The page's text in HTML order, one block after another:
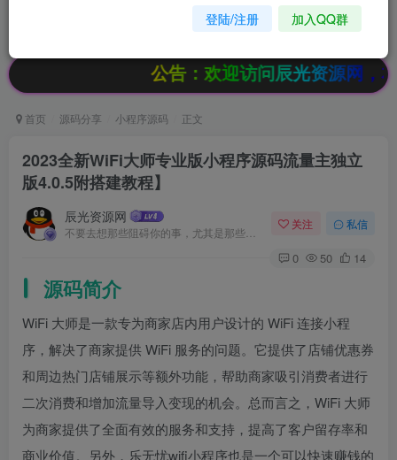
超低价文字广告位招租
公告：欢迎访问辰光资源网，本站会员
首页 源码分享 小程序源码 正文
2023全新WiFi大师专业版小程序源码流量主独立
版4.0.5附搭建教程】
辰光资源网 关注 私信
0 50 14
源码简介
WiFi 大师是一款专为商家店内用户设计的 WiFi 连接小程
序，解决了商家提供 WiFi 服务的问题。它提供了店铺优惠券
和周边热门店铺展示等额外功能，帮助商家吸引消费者进行
二次消费和增加流量导入变现的机会。总而言之，WiFi 大师
为商家提供了全面有效的服务和支持，提高了客户留存率和
商业价值。另外，乐无忧wifi小程序也是一个可以快速赚钱的
登陆/注册 加入QQ群